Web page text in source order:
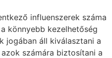
influenszerek száma
könnyebb kezelhetőség
jogában áll kiválasztani a
számára biztosítani a